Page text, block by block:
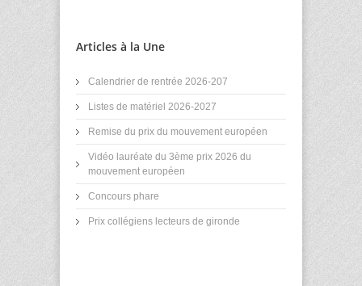
Articles à la Une
Calendrier de rentrée 2026-207
Listes de matériel 2026-2027
Remise du prix du mouvement européen
Vidéo lauréate du 3ème prix 2026 du
mouvement européen
Concours phare
Prix collégiens lecteurs de gironde